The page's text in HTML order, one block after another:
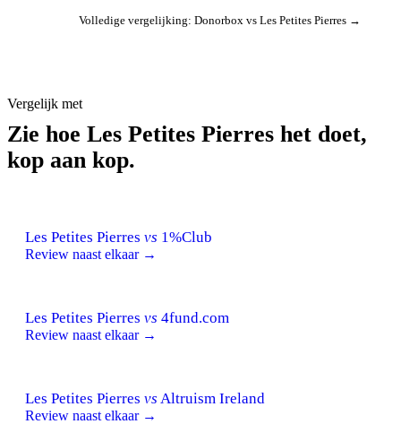
Volledige vergelijking: Donorbox vs Les Petites Pierres →
Vergelijk met
Zie hoe Les Petites Pierres het doet,
kop aan kop.
Les Petites Pierres vs 1%Club
Review naast elkaar →
Les Petites Pierres vs 4fund.com
Review naast elkaar →
Les Petites Pierres vs Altruism Ireland
Review naast elkaar →